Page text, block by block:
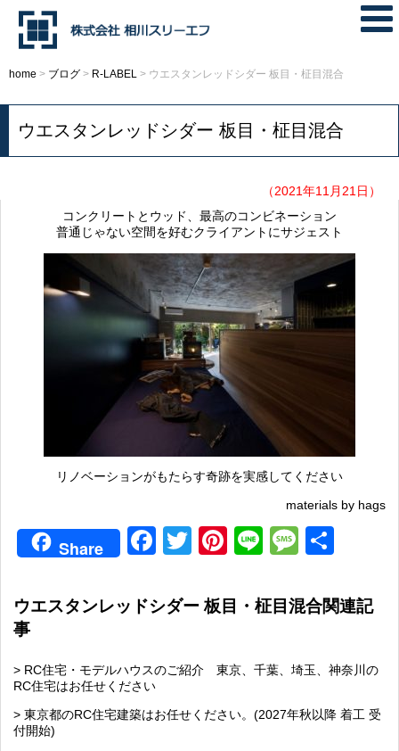
home > ブログ > R-LABEL > ウエスタンレッドシダー 板目・柾目混合
ウエスタンレッドシダー 板目・柾目混合
（2021年11月21日）
コンクリートとウッド、最高のコンビネーション
普通じゃない空間を好むクライアントにサジェスト
リノベーションがもたらす奇跡を実感してください
materials by hags
Share Facebook
TwitterPinterest
Line
ウエスタンレッドシダー 板目・柾目混合関連記
事
> RC住宅・モデルハウスのご紹介 東京、千葉、埼玉、神奈川の
RC住宅はお任せください
> 東京都のRC住宅建築はお任せください。(2027年秋以降 着工 受
付開始)